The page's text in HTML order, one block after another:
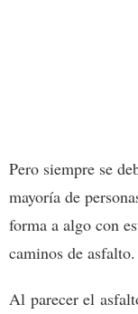
Pero siempre se
mayoría de
forma a algo con
caminos de asfalto.
Al parecer el